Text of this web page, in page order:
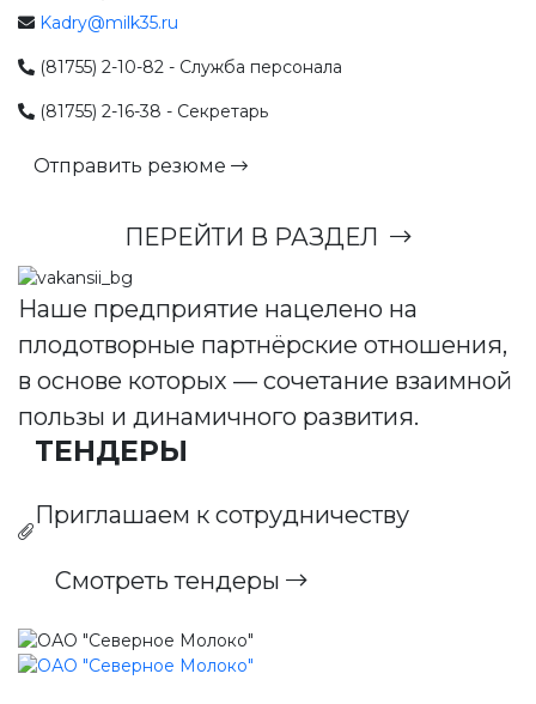
Kadry@milk35.ru
(81755) 2-10-82 - Служба персонала
(81755) 2-16-38 - Секретарь
Отправить резюме
ПЕРЕЙТИ В РАЗДЕЛ
Наше предприятие нацелено на
плодотворные партнёрские отношения,
в основе которых — сочетание взаимной
пользы и динамичного развития.
ТЕНДЕРЫ
Приглашаем к сотрудничеству
Смотреть тендеры